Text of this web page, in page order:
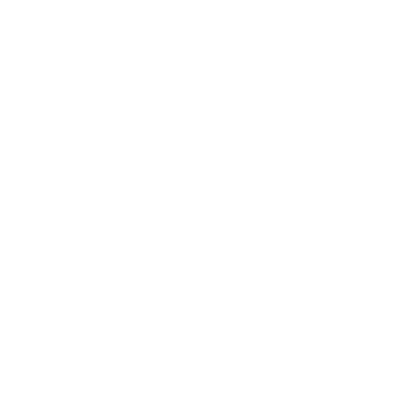
civil dos trabalhadores do Metropolitano de Lisboa / Pequeno caso na Quimigal
IN e do Secretário Geral da UGT
Judiciária 4 - Acordo na TAP com todos os sindicatos representativos dos trabalhadores
anos.